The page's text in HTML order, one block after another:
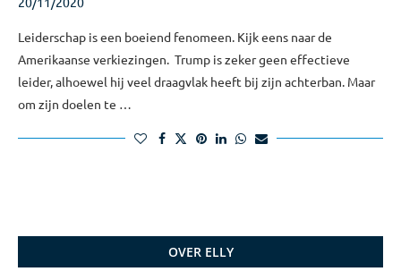
Leiderschap is een boeiend fenomeen. Kijk eens naar de
Amerikaanse verkiezingen. Trump is zeker geen effectieve
leider, alhoewel hij veel draagvlak heeft bij zijn achterban. Maar
om zijn doelen te …
OVER ELLY